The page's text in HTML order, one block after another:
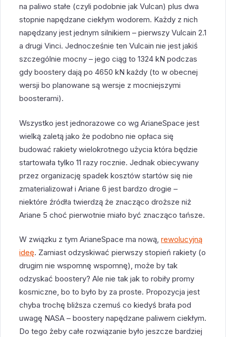
na paliwo stałe (czyli podobnie jak Vulcan) plus dwa
stopnie napędzane ciekłym wodorem. Każdy z nich
napędzany jest jednym silnikiem – pierwszy Vulcain 2.1
a drugi Vinci. Jednocześnie ten Vulcain nie jest jakiś
szczególnie mocny – jego ciąg to 1324 kN podczas
gdy boostery dają po 4650 kN każdy (to w obecnej
wersji bo planowane są wersje z mocniejszymi
boosterami).
Wszystko jest jednorazowe co wg ArianeSpace jest
wielką zaletą jako że podobno nie opłaca się
budować rakiety wielokrotnego użycia która będzie
startowała tylko 11 razy rocznie. Jednak obiecywany
przez organizację spadek kosztów startów się nie
zmaterializował i Ariane 6 jest bardzo drogie –
niektóre źródła twierdzą że znacząco droższe niż
Ariane 5 choć pierwotnie miało być znacząco tańsze.
W związku z tym ArianeSpace ma nową,rewolucyjną
ideę. Zamiast odzyskiwać pierwszy stopień rakiety (o
drugim nie wspomnę wspomnę), może by tak
odzyskać boostery? Ale nie tak jak to robiły promy
kosmiczne, bo to było by za proste. Propozycja jest
chyba trochę bliższa czemuś co kiedyś brała pod
uwagę NASA – boostery napędzane paliwem ciekłym.
Do tego żeby całe rozwiązanie było jeszcze bardziej